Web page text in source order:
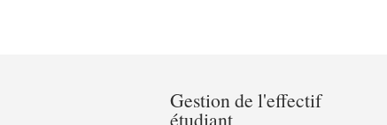
and
Gestion de l'effectif
étudiant